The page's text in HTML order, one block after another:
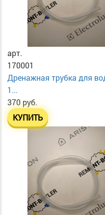
арт.
170001
Дренажная трубка для
1...
370 руб.
КУПИТЬ